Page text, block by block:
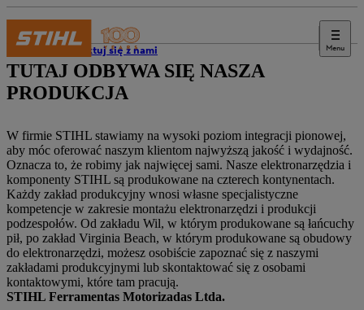
Menu
Skontaktuj się z nami
TUTAJ ODBYWA SIĘ NASZA
PRODUKCJA
W firmie STIHL stawiamy na wysoki poziom integracji pionowej,
aby móc oferować naszym klientom najwyższą jakość i wydajność.
Oznacza to, że robimy jak najwięcej sami. Nasze elektronarzędzia i
komponenty STIHL są produkowane na czterech kontynentach.
Każdy zakład produkcyjny wnosi własne specjalistyczne
kompetencje w zakresie montażu elektronarzędzi i produkcji
podzespołów. Od zakładu Wil, w którym produkowane są łańcuchy
pił, po zakład Virginia Beach, w którym produkowane są obudowy
do elektronarzędzi, możesz osobiście zapoznać się z naszymi
zakładami produkcyjnymi lub skontaktować się z osobami
kontaktowymi, które tam pracują.
STIHL Ferramentas Motorizadas Ltda.